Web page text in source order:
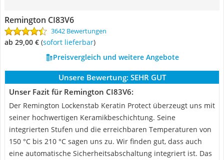
Remington CI83V6
3642 Bewertungen
ab 29,00 € ( Sofort lieferbar)
Preisvergleich und weitere Angebote
Unsere Bewertung: SEHR GUT
Unser Fazit für Remington CI83V6:
Der Remington Lockenstab Keratin Protect überzeugt uns mit
seiner hochwertigen Keramikbeschichtung. Seine
integrierten Stufen und die erreichbaren Temperaturen von
150 °C bis 210 °C sagen uns zu. Wir finden gut, dass auch
eine automatische Sicherheitsabschaltung integriert ist. Das